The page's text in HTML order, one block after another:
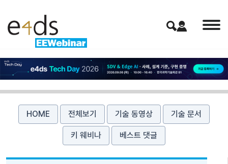
HOME 전체보기 기술 동영상 기술 문서
키 웨비나 베스트 댓글